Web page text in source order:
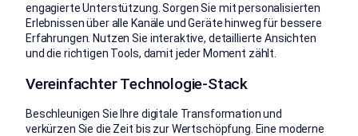
engagierte Unterstützung. Sorgen Sie mit personalisierten
Erlebnissen über alle Kanäle und Geräte hinweg für bessere
Erfahrungen. Nutzen Sie interaktive, detaillierte Ansichten
und die richtigen Tools, damit jeder Moment zählt.
Vereinfachter Technologie-Stack
Beschleunigen Sie Ihre digitale Transformation und
verkürzen Sie die Zeit bis zur Wertschöpfung. Eine moderne